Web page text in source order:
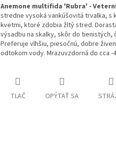
Anemone multifida 'Rubra' -
stredne vysoká vankúšovitá trvalka, s
kvetmi, ktoré zdobia žltý stred.
výsadbu na skalky, skôr do tienistých,
Preferuje vlhšiu, piesočnú, dobre
odtokom vody. Mrazuvzdorná do cca -
TLAČ OPÝTAŤ SA